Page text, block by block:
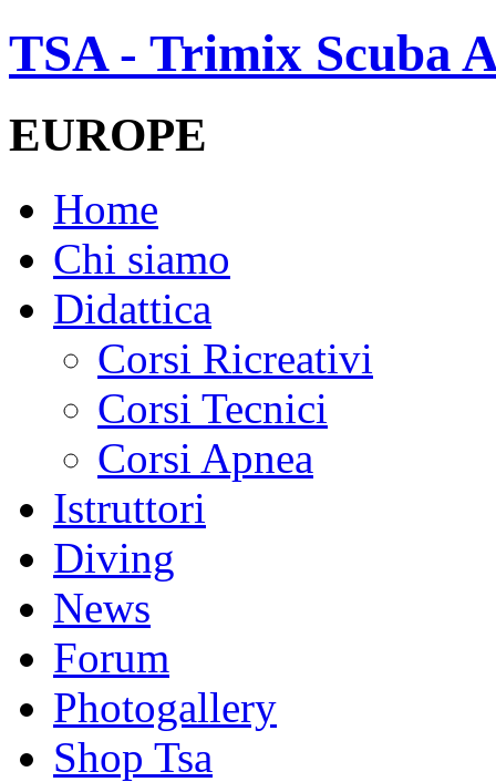
TSA - Trimix Scuba
EUROPE
Home
Chi siamo
Didattica
Corsi Ricreativi
Corsi Tecnici
Corsi Apnea
Istruttori
Diving
News
Forum
Photogallery
Shop Tsa